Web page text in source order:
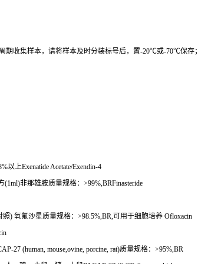
期收集样本，请将样本及时分装标号后，置-20℃或-70℃保存
以上Exenatide Acetate/Exendin-4
(1ml)非那雄胺质量规格： >99%,BRFinasteride
照) 氧氟沙星质量规格： >98.5%,BR, 可用于细胞培养 Ofloxacin
27 (human, mouse,ovine, porcine, rat)质量规格： >95%,BR